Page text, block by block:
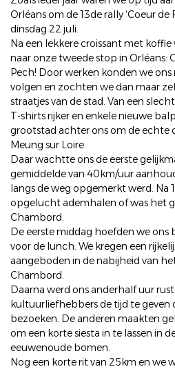
Orléans om de 13de rally ‘Coeur de
dinsdag 22 juli.
Na een lekkere croissant met
naar onze tweede stop in Orléans:
Pech! Door werken konden we
volgen en zochten we dan maar
straatjes van de stad. Van een
T-shirts rijker en enkele nieuwe
grootstad achter ons om de echte
Meung sur Loire.
Daar wachtte ons de eerste
gemiddelde van 40km/uur
langs de weg opgemerkt werd. Na
opgelucht ademhalen of was het
Chambord.
De eerste middag hoefden we ons
voor de lunch. We kregen een
aangeboden in de nabijheid van
Chambord.
Daarna werd ons anderhalf uur
kultuurliefhebbers de tijd te
bezoeken. De anderen maakten
om een korte siesta in te lassen in
eeuwenoude bomen.
Nog een korte rit van 25km en we